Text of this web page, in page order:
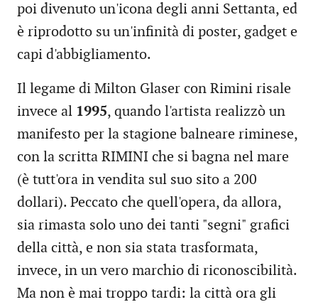
poi divenuto un'icona degli anni Settanta, ed
è riprodotto su un'infinità di poster, gadget e
capi d'abbigliamento.
Il legame di Milton Glaser con Rimini risale
invece al 1995, quando l'artista realizzò un
manifesto per la stagione balneare riminese,
con la scritta RIMINI che si bagna nel mare
(è tutt'ora in vendita sul suo sito a 200
dollari). Peccato che quell'opera, da allora,
sia rimasta solo uno dei tanti "segni" grafici
della città, e non sia stata trasformata,
invece, in un vero marchio di riconoscibilità.
Ma non è mai troppo tardi: la città ora gli